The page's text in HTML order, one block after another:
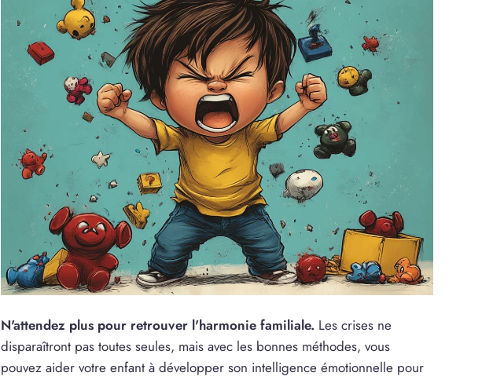
N'attendez plus pour retrouver l'harmonie familiale. Les crises ne
disparaîtront pas toutes seules, mais avec les bonnes méthodes, vous
pouvez aider votre enfant à développer son intelligence émotionnelle pour